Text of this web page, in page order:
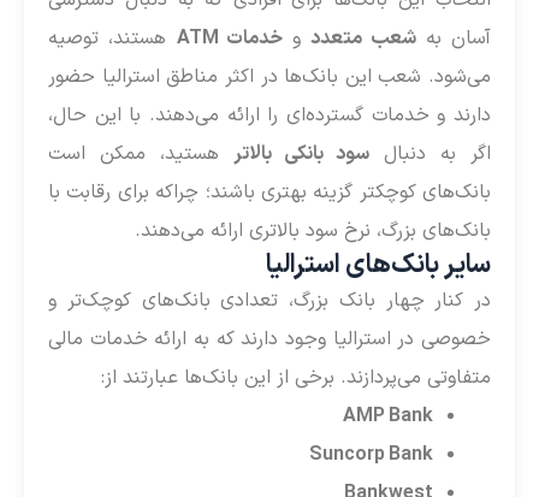
آسان بهشعب متعددوخدمات ATM
هستند، توصیه
می‌شود. شعب این بانک‌ها در اکثر مناطق استرالیا حضور
دارند و خدمات گسترده‌ای را ارائه می‌دهند. با این حال،
اگر به دنبال سود بانکی بالاتر هستید، ممکن است
بانک‌های کوچکتر گزینه بهتری باشند؛ چراکه برای رقابت با
بانک‌های بزرگ، نرخ سود بالاتری ارائه می‌دهند.
سایر بانک‌های استرالیا
در کنار چهار بانک بزرگ، تعدادی بانک‌های کوچک‌تر و
خصوصی در استرالیا وجود دارند که به ارائه خدمات مالی
متفاوتی می‌پردازند. برخی از این بانک‌ها عبارتند از:
AMP Bank
Suncorp Bank